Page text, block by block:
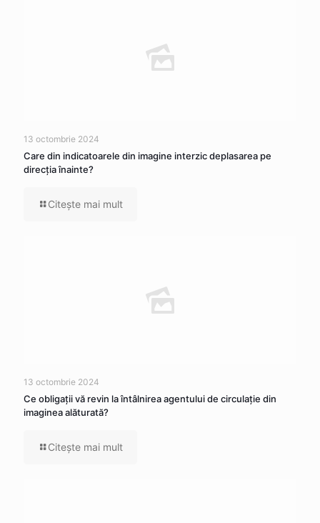
13 octombrie 2024
Care din indicatoarele din imagine interzic deplasarea pe
direcția înainte?
Citeşte mai mult
13 octombrie 2024
Ce obligații vă revin la întâlnirea agentului de circulație din
imaginea alăturată?
Citeşte mai mult